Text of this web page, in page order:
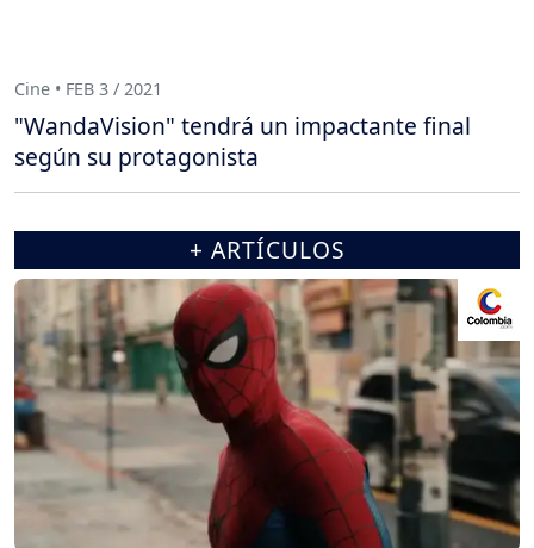
Cine • FEB 3 / 2021
"WandaVision" tendrá un impactante final
según su protagonista
+ ARTÍCULOS